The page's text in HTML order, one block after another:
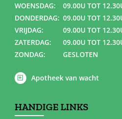
WOENSDAG:
09.00U TOT
DONDERDAG: 09.00U TOT
VRIJDAG:
09.00U TOT
ZATERDAG:
09.00U TOT
ZONDAG:
GESLOTEN
Apotheek van wacht
HANDIGE LINKS